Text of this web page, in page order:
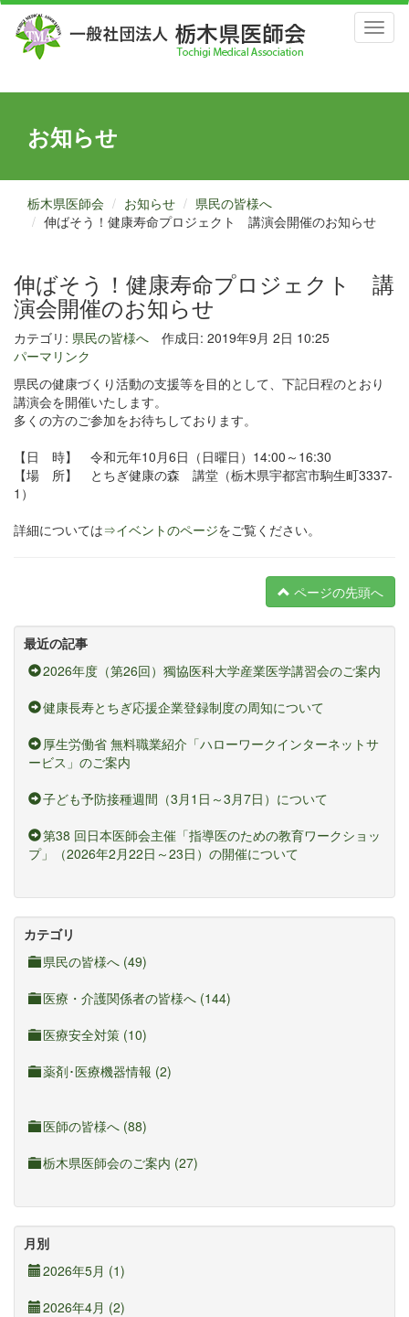
お知らせ
栃木県医師会 お知らせ
県民の皆様へ
伸ばそう！健康寿命プロジェクト 講演会開催のお知らせ
伸ばそう！健康寿命プロジェクト 講
演会開催のお知らせ
カテゴリ: 県民の皆様へ
作成日: 2019年9月 2日 10:25
パーマリンク
県民の健康づくり活動の支援等を目的として、下記日程のとおり
講演会を開催いたします。
多くの方のご参加をお待ちしております。
【日 時】 令和元年10月6日（日曜日）14:00～16:30
【場 所】 とちぎ健康の森 講堂（栃木県宇都宮市駒生町3337-
1）
詳細については⇒イベントのページをご覧ください。
ページの先頭へ
最近の記事
2026年度（第26回）獨協医科大学産業医学講習会のご案内
健康長寿とちぎ応援企業登録制度の周知について
厚生労働省 無料職業紹介「ハローワークインターネットサ
ービス」のご案内
子ども予防接種週間（3月1日～3月7日）について
第38 回日本医師会主催「指導医のための教育ワークショッ
プ」（2026年2月22日～23日）の開催について
カテゴリ
県民の皆様へ (49)
医療・介護関係者の皆様へ (144)
医療安全対策 (10)
薬剤･医療機器情報 (2)
医師の皆様へ (88)
栃木県医師会のご案内 (27)
月別
2026年5月 (1)
2026年4月 (2)